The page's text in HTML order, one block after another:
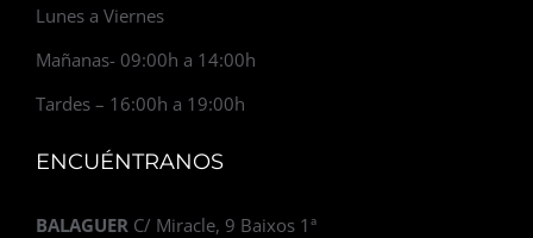
Lunes a Viernes
Mañanas- 09:00h a 14:00h
Tardes – 16:00h a 19:00h
ENCUÉNTRANOS
BALAGUER C/ Miracle, 9 Baixos 1ª